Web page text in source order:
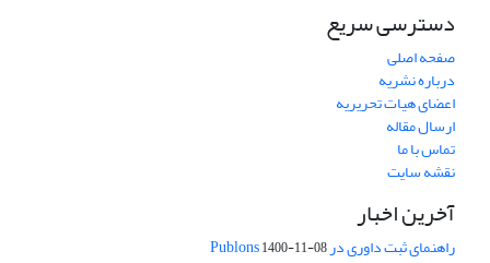
دسترسی سریع
صفحه اصلی
درباره نشریه
اعضای هیات تحریریه
ارسال مقاله
تماس با ما
نقشه سایت
آخرین اخبار
راهنمای ثبت داوری در Publons1400-11-08